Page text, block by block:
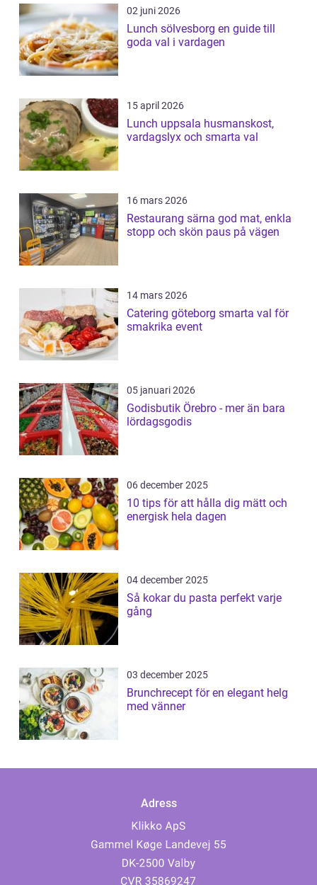
02 juni 2026
Lunch sölvesborg en guide till
goda val i vardagen
15 april 2026
Lunch uppsala husmanskost,
vardagslyx och smarta val
16 mars 2026
Restaurang särna god mat, enkla
stopp och skön paus på vägen
14 mars 2026
Catering göteborg smarta val för
smakrika event
05 januari 2026
Godisbutik Örebro - mer än bara
lördagsgodis
06 december 2025
10 tips för att hålla dig mätt och
energisk hela dagen
04 december 2025
Så kokar du pasta perfekt varje
gång
03 december 2025
Brunchrecept för en elegant helg
med vänner
Adress